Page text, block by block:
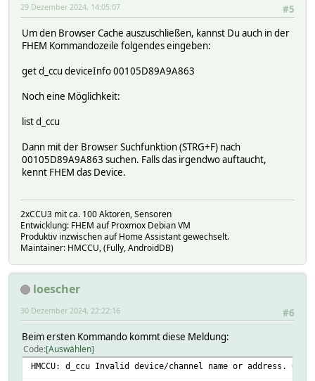
#5
29 Dezember 2024, 14:05:07
Um den Browser Cache auszuschließen, kannst Du auch in der
FHEM Kommandozeile folgendes eingeben:
get d_ccu deviceInfo 00105D89A9A863
Noch eine Möglichkeit:
list d_ccu
Dann mit der Browser Suchfunktion (STRG+F) nach
00105D89A9A863 suchen. Falls das irgendwo auftaucht,
kennt FHEM das Device.
2xCCU3 mit ca. 100 Aktoren, Sensoren
Entwicklung: FHEM auf Proxmox Debian VM
Produktiv inzwischen auf Home Assistant gewechselt.
Maintainer: HMCCU, (Fully, AndroidDB)
loescher
#6
30 Dezember 2024, 22:22:16
Beim ersten Kommando kommt diese Meldung:
Code Auswählen
HMCCU: d_ccu Invalid device/channel name or address.